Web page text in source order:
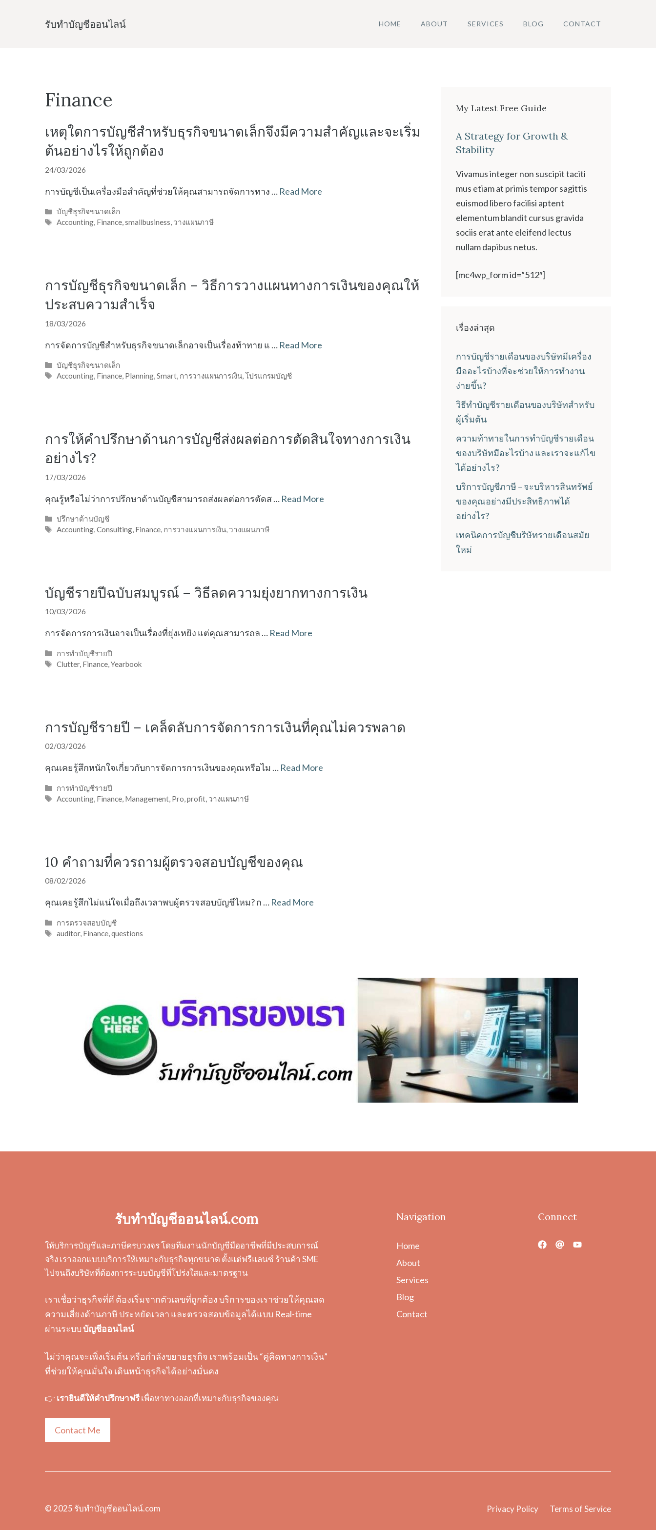
รับทําบัญชีออนไลน์ HOME ABOUT SERVICES BLOG CONTACT
Finance
เหตุใดการบัญชีสำหรับธุรกิจขนาดเล็กจึงมีความสำคัญและจะเริ่ม
ต้นอย่างไรให้ถูกต้อง
24/03/2026
การบัญชีเป็นเครื่องมือสำคัญที่ช่วยให้คุณสามารถจัดการทาง … Read More
Categories
บัญชีธุรกิจขนาดเล็ก
Tags
Accounting, Finance,smallbusiness, วางแผนภาษี
การบัญชีธุรกิจขนาดเล็ก – วิธีการวางแผนทางการเงินของคุณให้
ประสบความสำเร็จ
18/03/2026
การจัดการบัญชีสำหรับธุรกิจขนาดเล็กอาจเป็นเรื่องท้าทาย แ … Read More
Categories
บัญชีธุรกิจขนาดเล็ก
Tags
Accounting, Finance, Planning,Smart, การวางแผนการเงิน,โปรแกรมบัญชี
การให้คำปรึกษาด้านการบัญชีส่งผลต่อการตัดสินใจทางการเงิน
อย่างไร?
17/03/2026
คุณรู้หรือไม่ว่าการปรึกษาด้านบัญชีสามารถส่งผลต่อการตัดส … Read More
Categories
ปรึกษาด้านบัญชี
Tags
Accounting,Consulting, Finance, การวางแผนการเงิน, วางแผนภาษี
บัญชีรายปีฉบับสมบูรณ์ – วิธีลดความยุ่งยากทางการเงิน
10/03/2026
การจัดการการเงินอาจเป็นเรื่องที่ยุ่งเหยิง แต่คุณสามารถล … Read More
Categories
การทำบัญชีรายปี
Tags
Clutter, Finance,Yearbook
การบัญชีรายปี – เคล็ดลับการจัดการการเงินที่คุณไม่ควรพลาด
02/03/2026
คุณเคยรู้สึกหนักใจเกี่ยวกับการจัดการการเงินของคุณหรือไม … Read More
Categories
การทำบัญชีรายปี
Tags
Accounting, Finance, Management, Pro,profit, วางแผนภาษี
10 คำถามที่ควรถามผู้ตรวจสอบบัญชีของคุณ
08/02/2026
คุณเคยรู้สึกไม่แน่ใจเมื่อถึงเวลาพบผู้ตรวจสอบบัญชีไหม? ก … Read More
Categories
การตรวจสอบบัญชี
Tags
auditor, Finance,questions
My Latest Free Guide
A Strategy for Growth &
Stability
Vivamus integer non suscipit taciti
mus etiam at primis tempor sagittis
euismod libero facilisi aptent
elementum blandit cursus gravida
sociis erat ante eleifend lectus
nullam dapibus netus.
[mc4wp_form id=”512″]
เรื่องล่าสุด
การบัญชีรายเดือนของบริษัทมีเครื่อง
มืออะไรบ้างที่จะช่วยให้การทำงาน
ง่ายขึ้น?
วิธีทำบัญชีรายเดือนของบริษัทสำหรับ
ผู้เริ่มต้น
ความท้าทายในการทำบัญชีรายเดือน
ของบริษัทมีอะไรบ้าง และเราจะแก้ไข
ได้อย่างไร?
บริการบัญชีภาษี – จะบริหารสินทรัพย์
ของคุณอย่างมีประสิทธิภาพได้
อย่างไร?
เทคนิคการบัญชีบริษัทรายเดือนสมัย
ใหม่
รับทำบัญชีออนไลน์.com
ให้บริการบัญชีและภาษีครบวงจร โดยทีมงานนักบัญชีมืออาชีพที่มีประสบการณ์
จริง เราออกแบบบริการให้เหมาะกับธุรกิจทุกขนาด ตั้งแต่ฟรีแลนซ์ ร้านค้า SME
ไปจนถึงบริษัทที่ต้องการระบบบัญชีที่โปร่งใสและมาตรฐาน
เราเชื่อว่าธุรกิจที่ดี ต้องเริ่มจากตัวเลขที่ถูกต้อง บริการของเราช่วยให้คุณลด
ความเสี่ยงด้านภาษี ประหยัดเวลา และตรวจสอบข้อมูลได้แบบ Real-time
ผ่านระบบบัญชีออนไลน์
ไม่ว่าคุณจะเพิ่งเริ่มต้น หรือกำลังขยายธุรกิจ เราพร้อมเป็น “คู่คิดทางการเงิน”
ที่ช่วยให้คุณมั่นใจ เดินหน้าธุรกิจได้อย่างมั่นคง
👉 เรายินดีให้คำปรึกษาฟรีเพื่อหาทางออกที่เหมาะกับธุรกิจของคุณ
Contact Me
Navigation
Home
About
Services
Blog
Contact
Connect
© 2025 รับทําบัญชีออนไลน์.com Privacy Policy Terms of Service